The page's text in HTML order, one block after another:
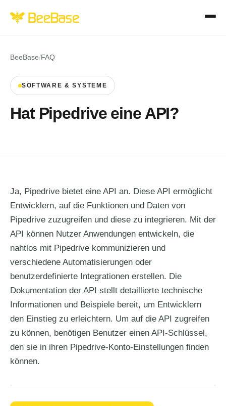
BeeBase/FAQ
SOFTWARE & SYSTEME
Hat Pipedrive eine API?
Ja, Pipedrive bietet eine API an. Diese API ermöglicht
Entwicklern, auf die Funktionen und Daten von
Pipedrive zuzugreifen und diese zu integrieren. Mit der
API können Nutzer Anwendungen entwickeln, die
nahtlos mit Pipedrive kommunizieren und
verschiedene Automatisierungen oder
benutzerdefinierte Integrationen erstellen. Die
Dokumentation der API stellt detaillierte technische
Informationen und Beispiele bereit, um Entwicklern
den Einstieg zu erleichtern. Um auf die API zugreifen
zu können, benötigen Benutzer einen API-Schlüssel,
den sie in ihren Pipedrive-Konto-Einstellungen finden
können.